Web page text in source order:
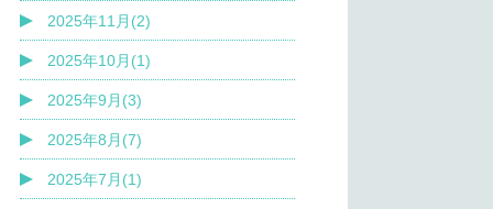
2025年11月(2)
2025年10月(1)
2025年9月(3)
2025年8月(7)
2025年7月(1)